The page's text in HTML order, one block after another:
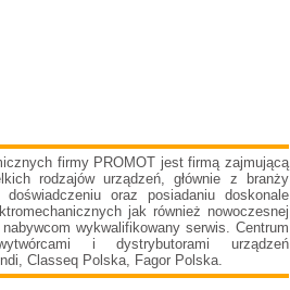
firmy PROMOT jest firmą zajmującą
rodzajów urządzeń, głównie z branży
oraz posiadaniu doskonale
jak również nowoczesnej
wykwalifikowany serwis. Centrum
i dystrybutorami urządzeń
Classeq Polska, Fagor Polska.